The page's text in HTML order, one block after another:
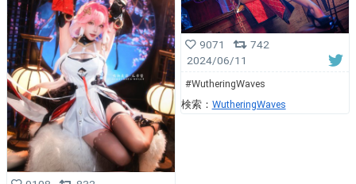
9071
742
2024/06/11
#WutheringWaves
検索： WutheringWaves